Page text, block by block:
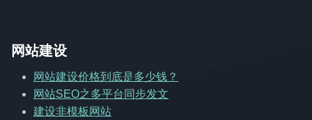
网站建设
网站建设价格到底是多少钱？
网站SEO之多平台同步发文
建设非模板网站